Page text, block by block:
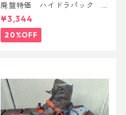
廃盤特価 ハイドラパック
フラックス 750ml
¥3,344
20%OFF